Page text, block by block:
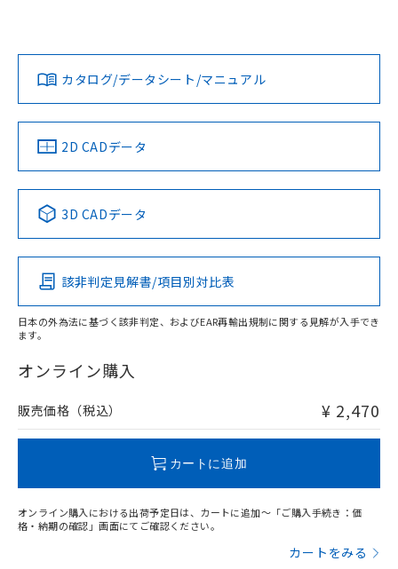
ダウンロードデータをご利用いただく前に、以下を必ずお読
みください。
ソフトウェアの使用条件
対応済み
中国 RoHS 注意事項・凡例
Pb Hg Cd Cr(VI)
O
在庫等で未対応品が混在する可能性があります。
問い合わせください。
カタログ/データシート/マニュアル
2D CADデータ
3D CADデータ
該非判定見解書/項目別対比表
日本の外為法に基づく該非判定、およびEAR再輸出規制に関する見解が入手でき
ます。
オンライン購入
販売価格（税込） ¥ 2,470
カートに追加
オンライン購入における出荷予定日は、カートに追加～「ご購入手続き：価
格・納期の確認」画面にてご確認ください。
カートをみる